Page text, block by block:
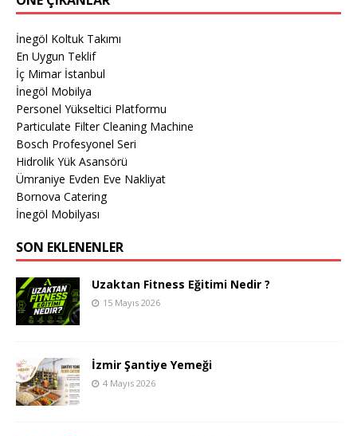
İnegöl Koltuk Takımı
En Uygun Teklif
İç Mimar İstanbul
İnegöl Mobilya
Personel Yükseltici Platformu
Particulate Filter Cleaning Machine
Bosch Profesyonel Seri
Hidrolik Yük Asansörü
Ümraniye Evden Eve Nakliyat
Bornova Catering
İnegöl Mobilyası
SON EKLENENLER
Uzaktan Fitness Eğitimi Nedir ?
15 Mayıs 2026
İzmir Şantiye Yemeği
4 Mayıs 2026